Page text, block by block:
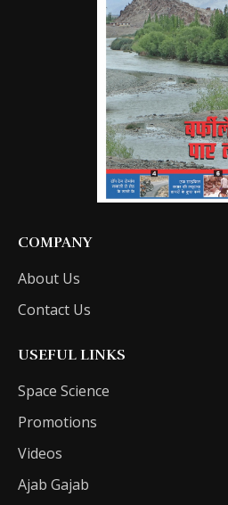
COMPANY
About Us
Contact Us
USEFUL LINKS
Space Science
Promotions
Videos
Ajab Gajab